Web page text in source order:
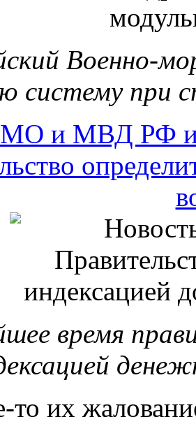
Военно-
систему при
МО и МВД РФ
время
их